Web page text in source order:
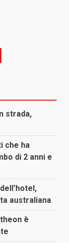
strada,
che ha
di 2 anni e
australiana
è